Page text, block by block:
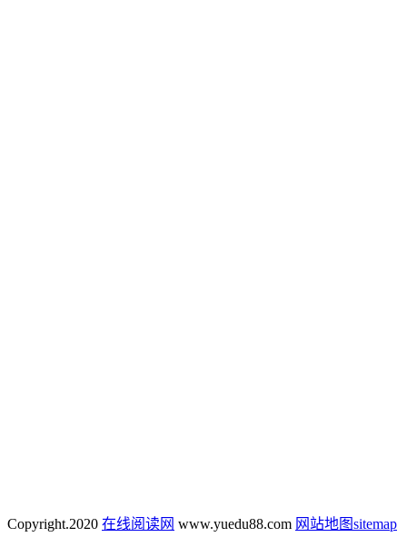
Copyright.2020 在线阅读网 www.yuedu88.com 网站地图sitemap